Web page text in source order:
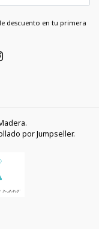
descuento en tu primera
por Jumpseller.